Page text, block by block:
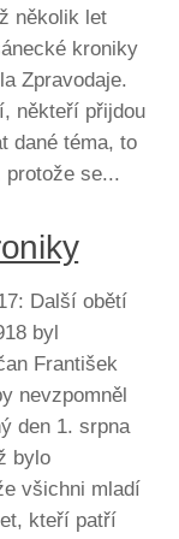
několik let
kroniky
Zpravodaje.
někteří přijdou
dané téma, to
protože se...
Další obětí
byl
František
nevzpomněl
den 1. srpna
bylo
všichni mladí
kteří patří